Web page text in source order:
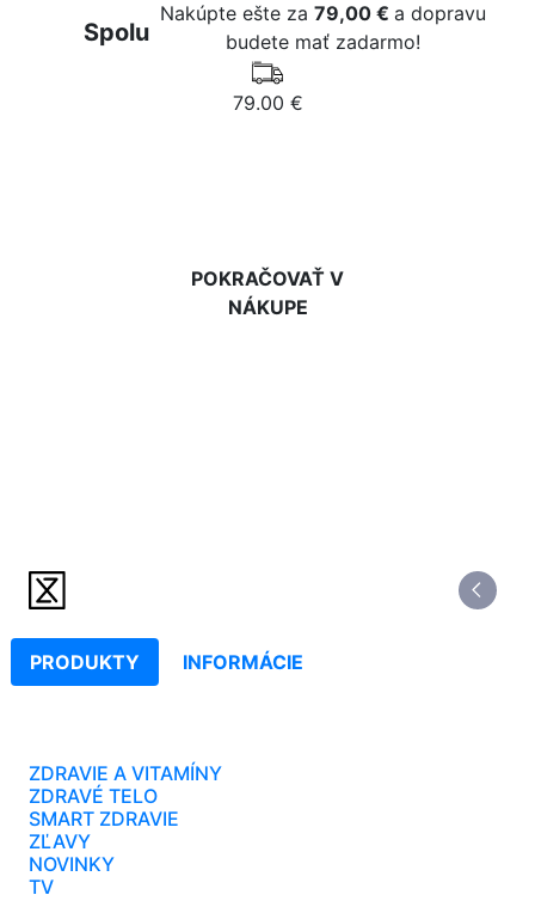
Spolu
Nakúpte ešte za79,00 €a dopravu
budete mať zadarmo!
79.00 €
POKRAČOVAŤ V
NÁKUPE
PRODUKTY INFORMÁCIE
ZDRAVIE A VITAMÍNY
ZDRAVÉ TELO
SMART ZDRAVIE
ZĽAVY
NOVINKY
TV